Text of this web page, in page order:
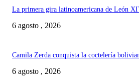
La primera gira latinoamericana de León
6 agosto , 2026
Camila Zerda conquista la coctelería
6 agosto , 2026